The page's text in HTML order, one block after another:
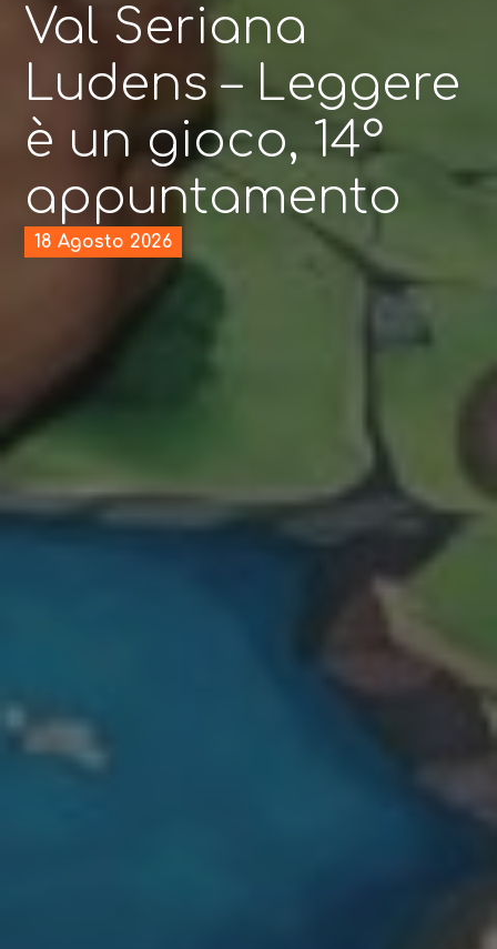
Val Seriana
Ludens – Leggere
è un gioco, 14°
appuntamento
18 Agosto 2026